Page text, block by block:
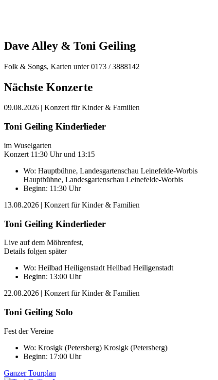
Dave Alley & Toni Geiling
Folk & Songs, Karten unter 0173 / 3888142
Nächste Konzerte
09.08.2026 | Konzert für Kinder & Familien
Toni Geiling Kinderlieder
im Wuselgarten
Konzert 11:30 Uhr und 13:15
Wo: Hauptbühne, Landesgartenschau Leinefelde-Worbis
Hauptbühne, Landesgartenschau Leinefelde-Worbis
Beginn: 11:30 Uhr
13.08.2026 | Konzert für Kinder & Familien
Toni Geiling Kinderlieder
Live auf dem Möhrenfest,
Details folgen später
Wo: Heilbad Heiligenstadt Heilbad Heiligenstadt
Beginn: 13:00 Uhr
22.08.2026 | Konzert für Kinder & Familien
Toni Geiling Solo
Fest der Vereine
Wo: Krosigk (Petersberg) Krosigk (Petersberg)
Beginn: 17:00 Uhr
Ganzer Tourplan